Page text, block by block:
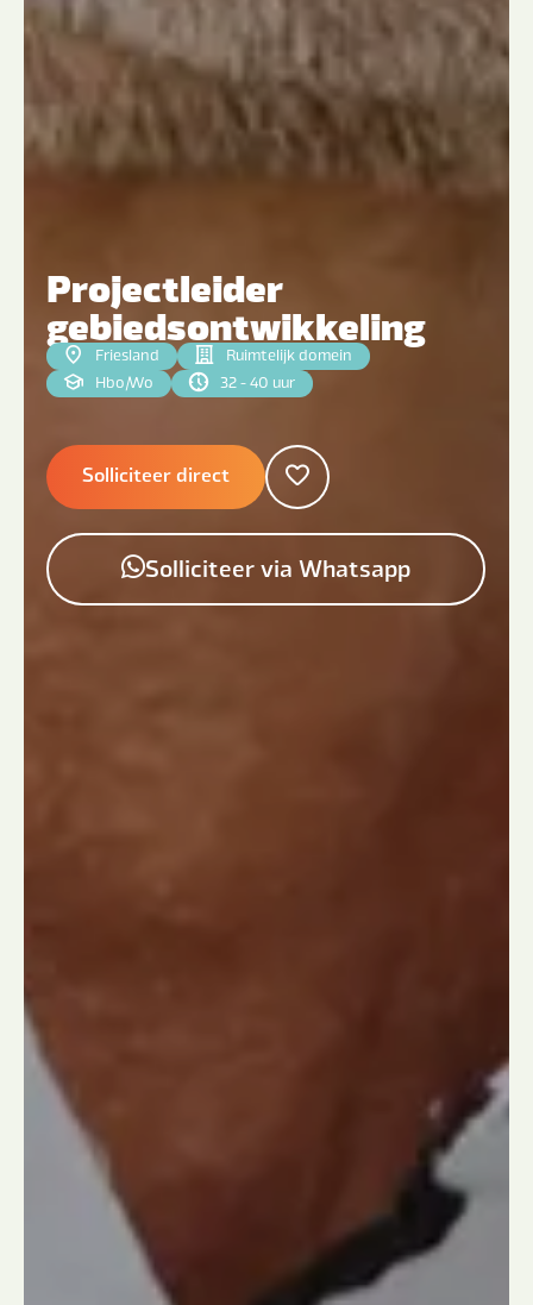
Projectleider
gebiedsontwikkeling
Friesland
Ruimtelijk domein
Hbo|Wo 32 - 40 uur
Solliciteer direct
Solliciteer via Whatsapp